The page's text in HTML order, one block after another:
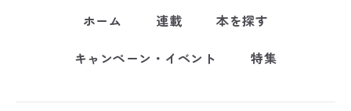
ホーム 連載
本を探す
キャンペーン・イベント
特集